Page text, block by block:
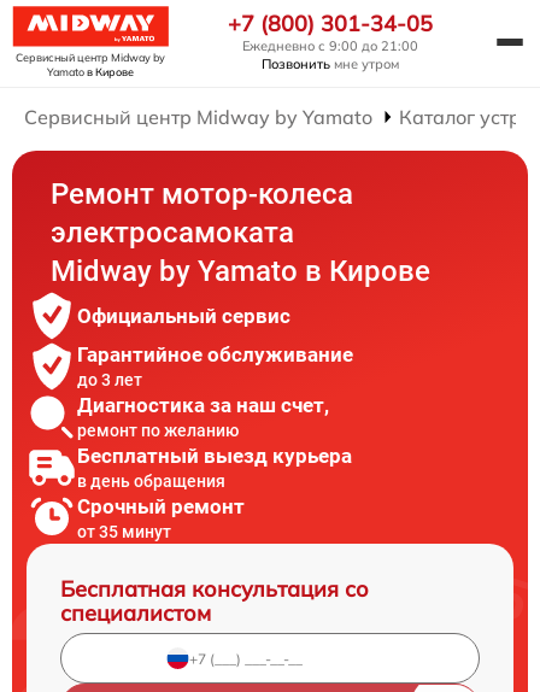
Сервисный центр Midway by
Yamatoв Кирове
+7 (800) 301-34-05
Ежедневно с 9:00 до 21:00
Позвонить мне утром
Сервисный центр Midway by Yamato Каталог
Ремонт мотор-колеса
электросамоката
Midway by Yamato в Кирове
Официальный сервис
Гарантийное обслуживание
до 3 лет
Диагностика за наш счет,
ремонт по желанию
Бесплатный выезд курьера
в день обращения
Срочный ремонт
от 35 минут
Бесплатная консультация со
специалистом